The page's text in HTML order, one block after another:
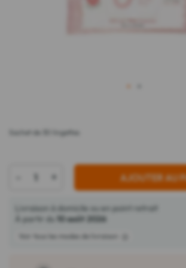
1
Sachet de 30 lingettes
+ AJOUTER AU
Livraison à domicile ou en point retrait
À partir du
10 août 2026
Voir tous les modes de livraison